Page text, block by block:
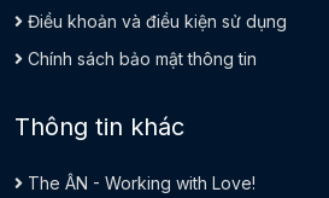
Điều khoản và điều kiện sử dụng
Chính sách bảo mật thông tin
Thông tin khác
The ÂN - Working with Love!